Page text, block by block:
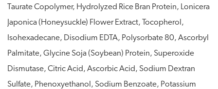
Taurate Copolymer, Hydrolyzed Rice Bran Protein, Lonicera
Japonica (Honeysuckle) Flower Extract, Tocopherol,
Isohexadecane, Disodium EDTA, Polysorbate 80, Ascorbyl
Palmitate, Glycine Soja (Soybean) Protein, Superoxide
Dismutase, Citric Acid, Ascorbic Acid, Sodium Dextran
Sulfate, Phenoxyethanol, Sodium Benzoate, Potassium